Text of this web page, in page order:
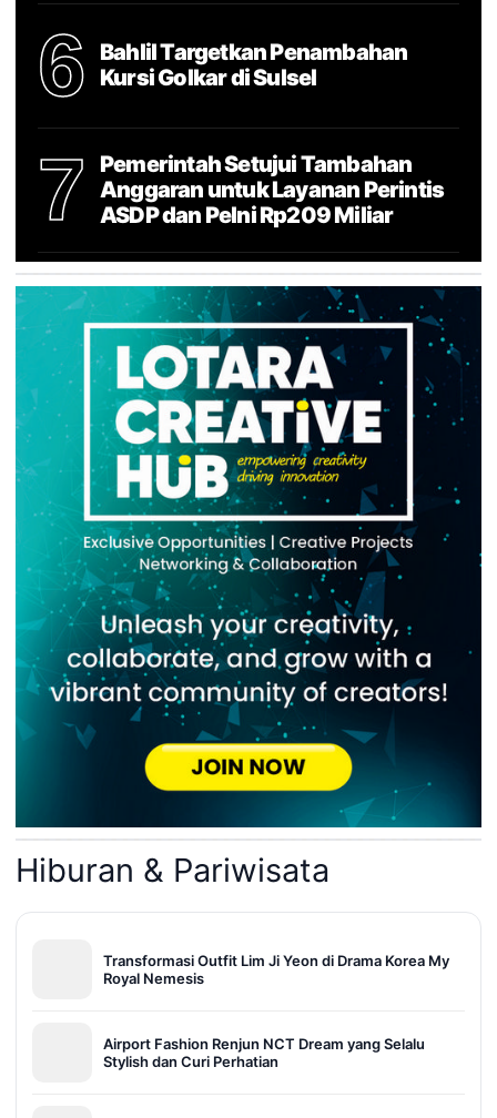
6
Bahlil Targetkan Penambahan
Kursi Golkar di Sulsel
7
Pemerintah Setujui Tambahan
Anggaran untuk Layanan Perintis
ASDP dan Pelni Rp209 Miliar
Hiburan & Pariwisata
Transformasi Outfit Lim Ji Yeon di Drama Korea My
Royal Nemesis
Airport Fashion Renjun NCT Dream yang Selalu
Stylish dan Curi Perhatian